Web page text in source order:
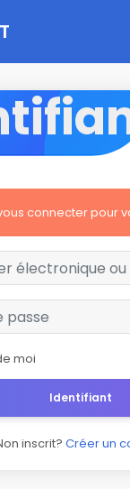
connecter pour
moi
Identifiant
inscrit? Créer un